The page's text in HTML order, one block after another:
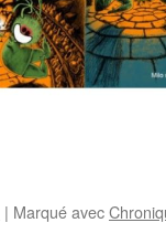
| Marqué avec